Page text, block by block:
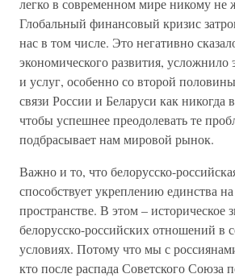
легко в современном мире никому не
Глобальный финансовый кризис
нас в том числе. Это негативно
экономического развития, усложнило
и услуг, особенно со второй
связи России и Беларуси как никогда
чтобы успешнее преодолевать те
подбрасывает нам мировой рынок.
Важно и то, что белорусско-
способст­вует укреплению единства
пространстве. В этом – историческое
белорусско-российских отношений в
условиях. Потому что мы с
кто после распада Советского